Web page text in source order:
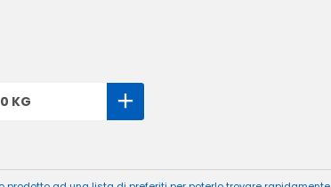
0 KG